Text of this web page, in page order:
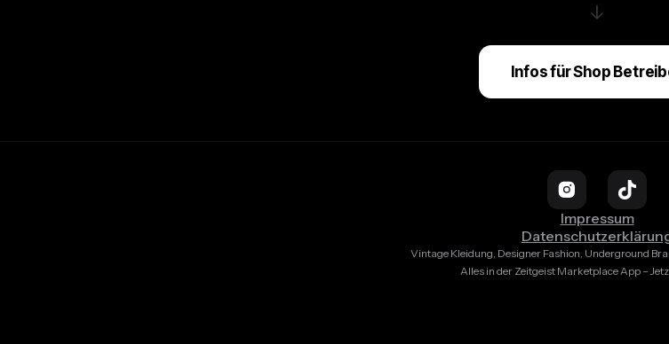
↓
Infos für Shop
Impressum
Vintage Kleidung, Designer Fashion, Underground
Alles in der Zeitgeist Marketplace App –